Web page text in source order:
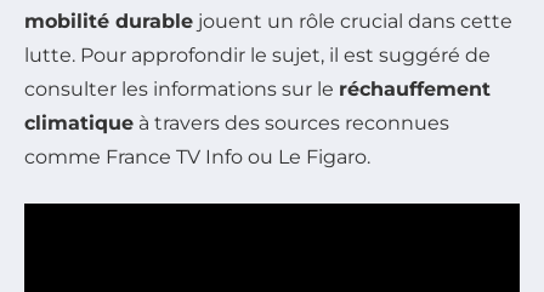
mobilité durable jouent un rôle crucial dans cette
lutte. Pour approfondir le sujet, il est suggéré de
consulter les informations sur le réchauffement
climatique à travers des sources reconnues
comme France TV Info ou Le Figaro.